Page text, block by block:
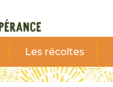
Les récoltes